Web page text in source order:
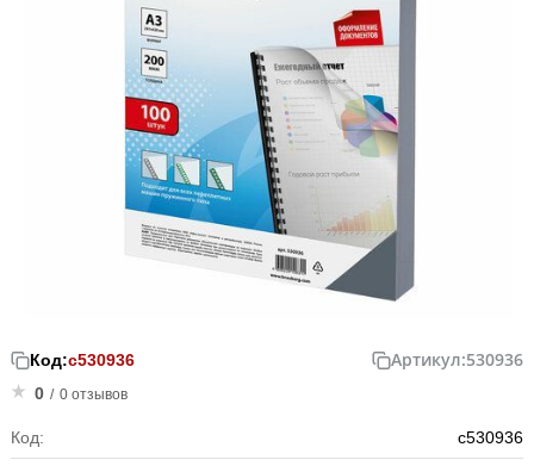
Код:с530936 Артикул:530936
0 / 0 отзывов
Код: с530936